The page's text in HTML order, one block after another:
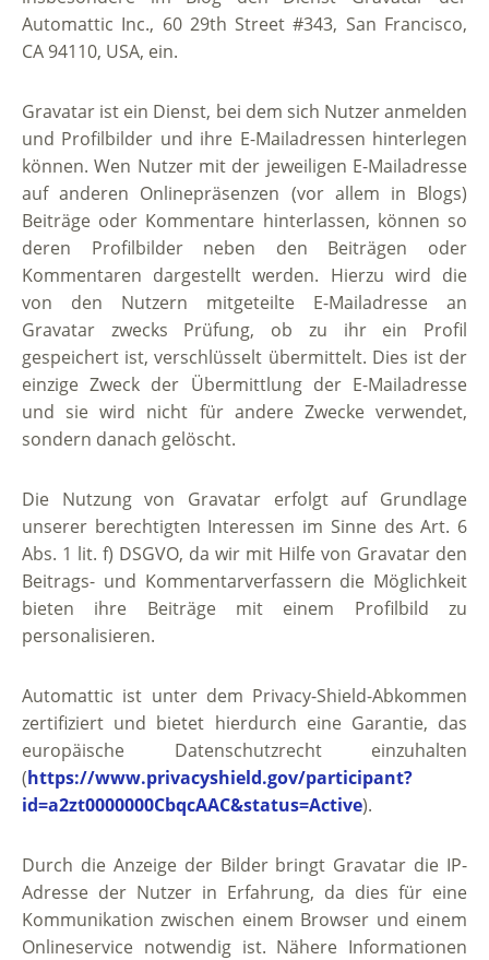
Automattic Inc., 60 29th Street #343, San Francisco,
CA 94110, USA, ein.
Gravatar ist ein Dienst, bei dem sich Nutzer anmelden
und Profilbilder und ihre E-Mailadressen hinterlegen
können. Wen Nutzer mit der jeweiligen E-Mailadresse
auf anderen Onlinepräsenzen (vor allem in Blogs)
Beiträge oder Kommentare hinterlassen, können so
deren Profilbilder neben den Beiträgen oder
Kommentaren dargestellt werden. Hierzu wird die
von den Nutzern mitgeteilte E-Mailadresse an
Gravatar zwecks Prüfung, ob zu ihr ein Profil
gespeichert ist, verschlüsselt übermittelt. Dies ist der
einzige Zweck der Übermittlung der E-Mailadresse
und sie wird nicht für andere Zwecke verwendet,
sondern danach gelöscht.
Die Nutzung von Gravatar erfolgt auf Grundlage
unserer berechtigten Interessen im Sinne des Art. 6
Abs. 1 lit. f) DSGVO, da wir mit Hilfe von Gravatar den
Beitrags- und Kommentarverfassern die Möglichkeit
bieten ihre Beiträge mit einem Profilbild zu
personalisieren.
Automattic ist unter dem Privacy-Shield-Abkommen
zertifiziert und bietet hierdurch eine Garantie, das
europäische Datenschutzrecht einzuhalten
(https://www.privacyshield.gov/participant?
id=a2zt0000000CbqcAAC&status=Active).
Durch die Anzeige der Bilder bringt Gravatar die IP-
Adresse der Nutzer in Erfahrung, da dies für eine
Kommunikation zwischen einem Browser und einem
Onlineservice notwendig ist. Nähere Informationen